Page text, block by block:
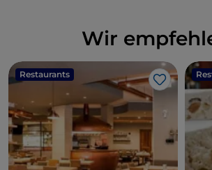
Wir
Restaurants
Like